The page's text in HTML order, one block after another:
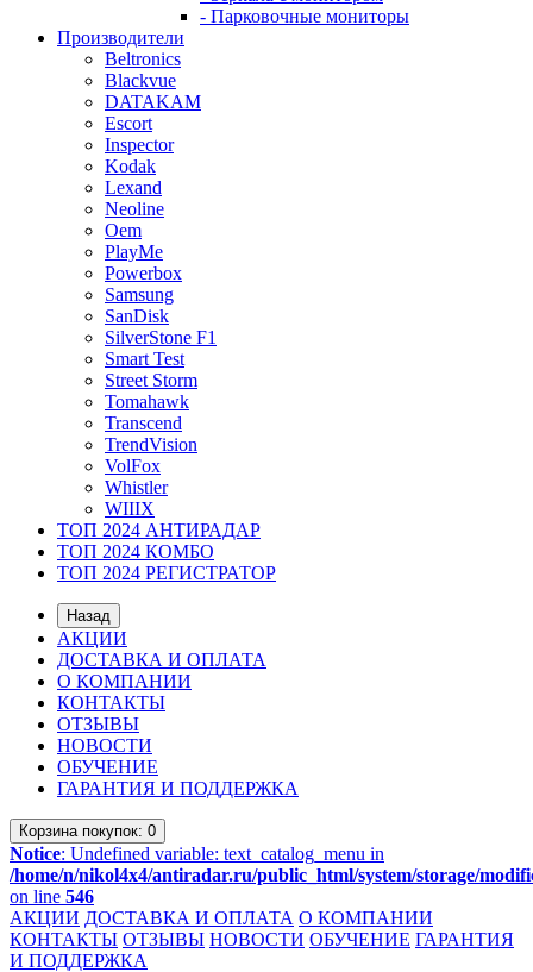
- Парковочные мониторы
Производители
Beltronics
Blackvue
DATAKAM
Escort
Inspector
Kodak
Lexand
Neoline
Oem
PlayMe
Powerbox
Samsung
SanDisk
SilverStone F1
Smart Test
Street Storm
Tomahawk
Transcend
TrendVision
VolFox
Whistler
WIIIX
ТОП 2024 АНТИРАДАР
ТОП 2024 КОМБО
ТОП 2024 РЕГИСТРАТОР
Назад
АКЦИИ
ДОСТАВКА И ОПЛАТА
О КОМПАНИИ
КОНТАКТЫ
ОТЗЫВЫ
НОВОСТИ
ОБУЧЕНИЕ
ГАРАНТИЯ И ПОДДЕРЖКА
Корзинапокупок: 0
Notice: Undefined variable: text_catalog_menu in
/home/n/nikol4x4/antiradar.ru/public_html/system/storage/
on line 546
АКЦИИ ДОСТАВКА И ОПЛАТА О КОМПАНИИ
КОНТАКТЫ ОТЗЫВЫ НОВОСТИ ОБУЧЕНИЕ ГАРАНТИЯ
И ПОДДЕРЖКА